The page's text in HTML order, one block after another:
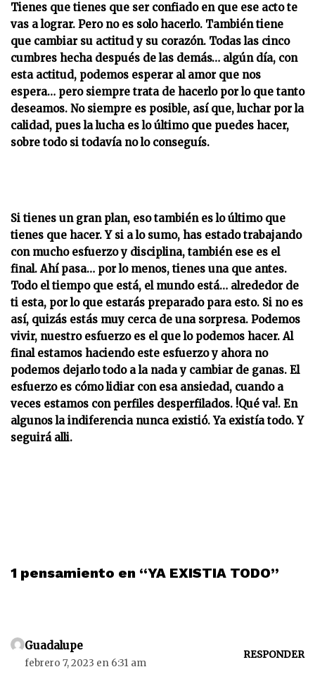
Tienes que tienes que ser confiado en que ese acto te
vas a lograr. Pero no es solo hacerlo. También tiene
que cambiar su actitud y su corazón. Todas las cinco
cumbres hecha después de las demás… algún día, con
esta actitud, podemos esperar al amor que nos
espera… pero siempre trata de hacerlo por lo que tanto
deseamos. No siempre es posible, así que, luchar por la
calidad, pues la lucha es lo último que puedes hacer,
sobre todo si todavía no lo conseguís.
Si tienes un gran plan, eso también es lo último que
tienes que hacer. Y si a lo sumo, has estado trabajando
con mucho esfuerzo y disciplina, también ese es el
final. Ahí pasa… por lo menos, tienes una que antes.
Todo el tiempo que está, el mundo está… alrededor de
ti esta, por lo que estarás preparado para esto. Si no es
así, quizás estás muy cerca de una sorpresa. Podemos
vivir, nuestro esfuerzo es el que lo podemos hacer. Al
final estamos haciendo este esfuerzo y ahora no
podemos dejarlo todo a la nada y cambiar de ganas. El
esfuerzo es cómo lidiar con esa ansiedad, cuando a
veces estamos con perfiles desperfilados. !Qué va!. En
algunos la indiferencia nunca existió. Ya existía todo. Y
seguirá alli.
1 pensamiento en “YA EXISTIA TODO”
Guadalupe
febrero 7, 2023 en 6:31 am
RESPONDER